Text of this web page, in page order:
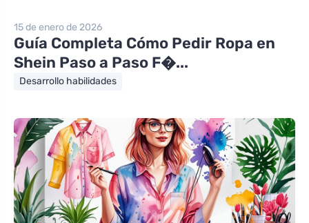
15 de enero de 2026
Guía Completa Cómo Pedir Ropa en
Shein Paso a Paso F�...
Desarrollo habilidades